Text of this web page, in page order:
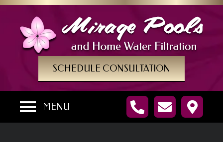
SCHEDULE CONSULTATION
MENU